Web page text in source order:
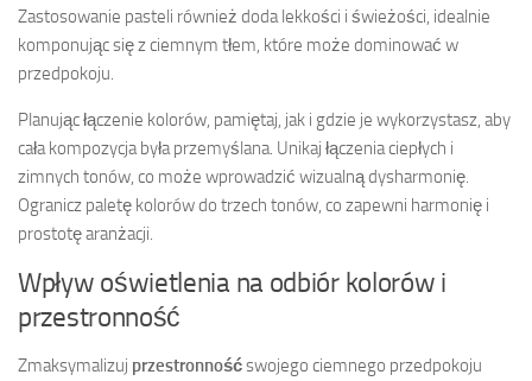
Zastosowanie pasteli również doda lekkości i świeżości, idealnie
komponując się z ciemnym tłem, które może dominować w
przedpokoju.
Planując łączenie kolorów, pamiętaj, jak i gdzie je wykorzystasz, aby
cała kompozycja była przemyślana. Unikaj łączenia ciepłych i
zimnych tonów, co może wprowadzić wizualną dysharmonię.
Ogranicz paletę kolorów do trzech tonów, co zapewni harmonię i
prostotę aranżacji.
Wpływ oświetlenia na odbiór kolorów i
przestronność
Zmaksymalizuj przestronnośćswojego ciemnego przedpokoju